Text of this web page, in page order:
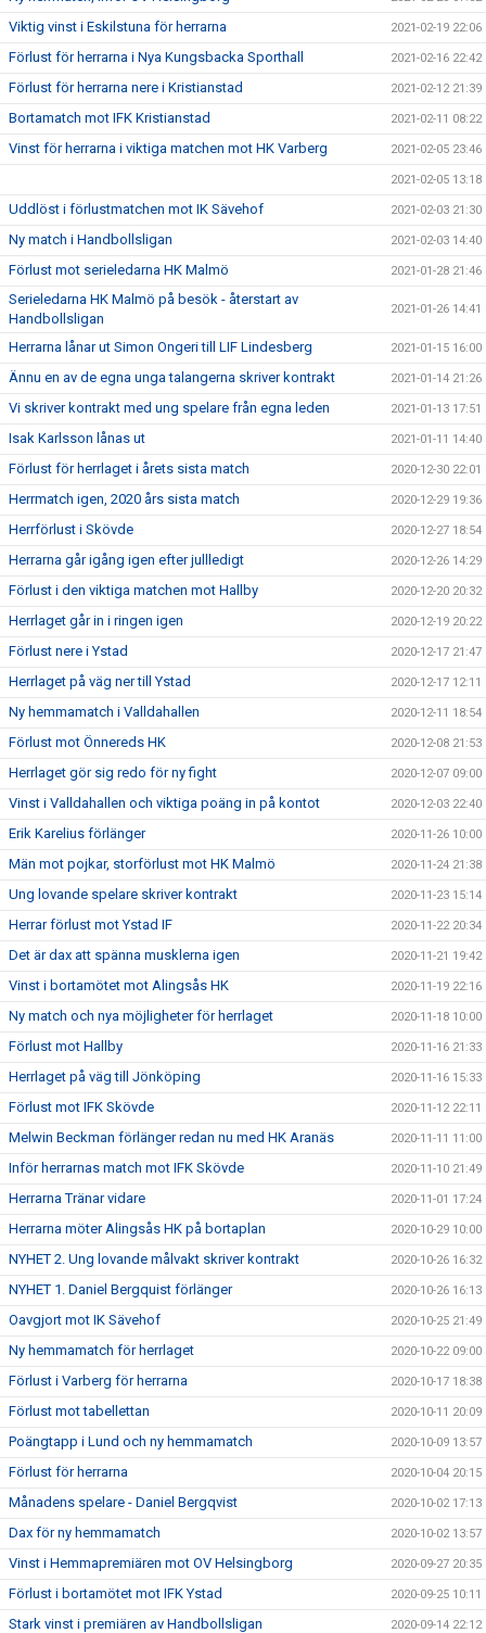
Viktig vinst i Eskilstuna för herrarna 2021-02-19 22:06
Förlust för herrarna i Nya Kungsbacka Sporthall 2021-02-16 22:42
Förlust för herrarna nere i Kristianstad 2021-02-12 21:39
Bortamatch mot IFK Kristianstad 2021-02-11 08:22
Vinst för herrarna i viktiga matchen mot HK Varberg 2021-02-05 23:46
2021-02-05 13:18
Uddlöst i förlustmatchen mot IK Sävehof 2021-02-03 21:30
Ny match i Handbollsligan 2021-02-03 14:40
Förlust mot serieledarna HK Malmö 2021-01-28 21:46
Serieledarna HK Malmö på besök - återstart av
Handbollsligan
2021-01-26 14:41
Herrarna lånar ut Simon Ongeri till LIF Lindesberg 2021-01-15 16:00
Ännu en av de egna unga talangerna skriver kontrakt 2021-01-14 21:26
Vi skriver kontrakt med ung spelare från egna leden 2021-01-13 17:51
Isak Karlsson lånas ut 2021-01-11 14:40
Förlust för herrlaget i årets sista match 2020-12-30 22:01
Herrmatch igen, 2020 års sista match 2020-12-29 19:36
Herrförlust i Skövde 2020-12-27 18:54
Herrarna går igång igen efter jullledigt 2020-12-26 14:29
Förlust i den viktiga matchen mot Hallby 2020-12-20 20:32
Herrlaget går in i ringen igen 2020-12-19 20:22
Förlust nere i Ystad 2020-12-17 21:47
Herrlaget på väg ner till Ystad 2020-12-17 12:11
Ny hemmamatch i Valldahallen 2020-12-11 18:54
Förlust mot Önnereds HK 2020-12-08 21:53
Herrlaget gör sig redo för ny fight 2020-12-07 09:00
Vinst i Valldahallen och viktiga poäng in på kontot 2020-12-03 22:40
Erik Karelius förlänger 2020-11-26 10:00
Män mot pojkar, storförlust mot HK Malmö 2020-11-24 21:38
Ung lovande spelare skriver kontrakt 2020-11-23 15:14
Herrar förlust mot Ystad IF 2020-11-22 20:34
Det är dax att spänna musklerna igen 2020-11-21 19:42
Vinst i bortamötet mot Alingsås HK 2020-11-19 22:16
Ny match och nya möjligheter för herrlaget 2020-11-18 10:00
Förlust mot Hallby 2020-11-16 21:33
Herrlaget på väg till Jönköping 2020-11-16 15:33
Förlust mot IFK Skövde 2020-11-12 22:11
Melwin Beckman förlänger redan nu med HK Aranäs 2020-11-11 11:00
Inför herrarnas match mot IFK Skövde 2020-11-10 21:49
Herrarna Tränar vidare 2020-11-01 17:24
Herrarna möter Alingsås HK på bortaplan 2020-10-29 10:00
NYHET 2. Ung lovande målvakt skriver kontrakt 2020-10-26 16:32
NYHET 1. Daniel Bergquist förlänger 2020-10-26 16:13
Oavgjort mot IK Sävehof 2020-10-25 21:49
Ny hemmamatch för herrlaget 2020-10-22 09:00
Förlust i Varberg för herrarna 2020-10-17 18:38
Förlust mot tabellettan 2020-10-11 20:09
Poängtapp i Lund och ny hemmamatch 2020-10-09 13:57
Förlust för herrarna 2020-10-04 20:15
Månadens spelare - Daniel Bergqvist 2020-10-02 17:13
Dax för ny hemmamatch 2020-10-02 13:57
Vinst i Hemmapremiären mot OV Helsingborg 2020-09-27 20:35
Förlust i bortamötet mot IFK Ystad 2020-09-25 10:11
Stark vinst i premiären av Handbollsligan 2020-09-14 22:12